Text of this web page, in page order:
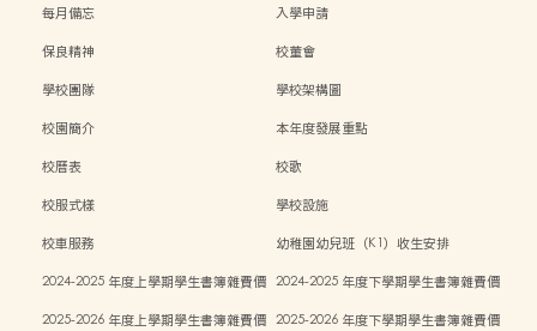
每月備忘
入學申請
保良精神
校董會
學校團隊
學校架構圖
校園簡介
本年度發展重點
校曆表
校歌
校服式樣
學校設施
校車服務
幼稚園幼兒班（K1）收生安排
2024-2025 年度上學期學生書簿雜費價 2024-2025 年度下學期學生書簿雜費價
2025-2026 年度上學期學生書簿雜費價 2025-2026 年度下學期學生書簿雜費價